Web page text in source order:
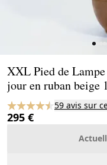
XXL Pied de
jour en ruban beige
59 avis sur
295 €